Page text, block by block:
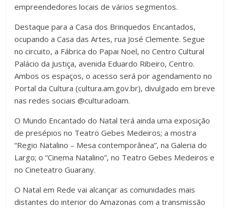
empreendedores locais de vários segmentos.
Destaque para a Casa dos Brinquedos Encantados,
ocupando a Casa das Artes, rua José Clemente. Segue
no circuito, a Fábrica do Papai Noel, no Centro Cultural
Palácio da Justiça, avenida Eduardo Ribeiro, Centro.
Ambos os espaços, o acesso será por agendamento no
Portal da Cultura (cultura.am.gov.br), divulgado em breve
nas redes sociais @culturadoam.
O Mundo Encantado do Natal terá ainda uma exposição
de presépios no Teatro Gebes Medeiros; a mostra
“Regio Natalino – Mesa contemporânea”, na Galeria do
Largo; o “Cinema Natalino”, no Teatro Gebes Medeiros e
no Cineteatro Guarany.
O Natal em Rede vai alcançar as comunidades mais
distantes do interior do Amazonas com a transmissão